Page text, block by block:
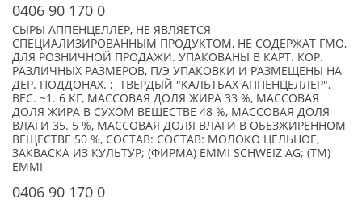
0406 90 170 0
СЫРЫ АППЕНЦЕЛЛЕР, НЕ ЯВЛЯЕТСЯ
СПЕЦИАЛИЗИРОВАННЫМ ПРОДУКТОМ, НЕ СОДЕРЖАТ ГМО,
ДЛЯ РОЗНИЧНОЙ ПРОДАЖИ. УПАКОВАНЫ В КАРТ. КОР.
РАЗЛИЧНЫХ РАЗМЕРОВ, П/Э УПАКОВКИ И РАЗМЕЩЕНЫ НА
ДЕР. ПОДДОНАХ. ; ТВЕРДЫЙ "КАЛЬТБАХ АППЕНЦЕЛЛЕР",
ВЕС. ~1. 6 КГ, МАССОВАЯ ДОЛЯ ЖИРА 33 %, МАССОВАЯ
ДОЛЯ ЖИРА В СУХОМ ВЕЩЕСТВЕ 48 %, МАССОВАЯ ДОЛЯ
ВЛАГИ 35. 5 %, МАССОВАЯ ДОЛЯ ВЛАГИ В ОБЕЗЖИРЕННОМ
ВЕЩЕСТВЕ 50 %, СОСТАВ: СОСТАВ: МОЛОКО ЦЕЛЬНОЕ,
ЗАКВАСКА ИЗ КУЛЬТУР; (ФИРМА) EMMI SCHWEIZ AG; (TM)
EMMI
0406 90 170 0